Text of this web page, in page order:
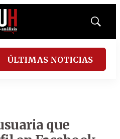
Mostrar
ÚLTIMAS NOTICIAS
que